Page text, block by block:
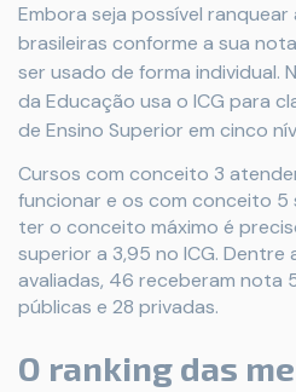
Embora seja possível ranquear
brasileiras conforme a sua
ser usado de forma individual.
da Educação usa o ICG para
de Ensino Superior em cinco
Cursos com conceito 3
funcionar e os com conceito 5
ter o conceito máximo é
superior a 3,95 no ICG.
avaliadas, 46 receberam nota
públicas e 28 privadas.
O ranking das